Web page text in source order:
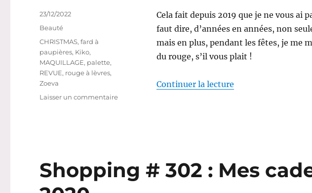
Cela fait depuis 2019 que je ne vous ai
faut dire, d’années en années, non
mais en plus, pendant les fêtes, je me
du rouge, s’il vous plait !
Continuer la lecturede « Maquillage
Publié
le
23/12/2022
Catégories
Beauté
Étiquettes
CHRISTMAS,fard à
paupières, Kiko,
MAQUILLAGE, palette,
REVUE, rouge à lèvres,
Zoeva
Laisser un commentairesur
Kiko
et
Shopping # 302 : Mes